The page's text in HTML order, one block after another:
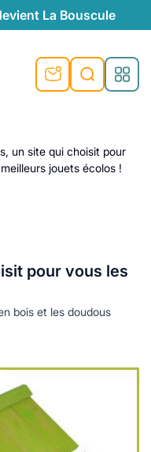
La Bouscule
un site qui choisit pour
jouets écolos !
pour vous les
bois et les doudous